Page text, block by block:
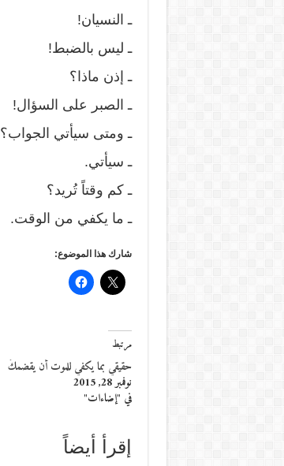
ـ النسيان!
ـ ليس بالضبط!
ـ إذن ماذا؟
ـ الصبر على السؤال!
ـ ومتى سيأتي الجواب؟
ـ سيأتي.
ـ كم وقتاً تُريد؟
ـ ما يكفي من الوقت.
شارك هذا الموضوع:
مرتبط
حقيقي بما يكفي للموت أن يقضمكَ
نوفمبر 28, 2015
في "إضاءات"
إقرأ أيضاً